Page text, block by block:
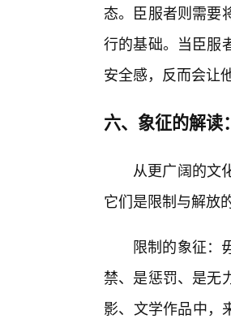
态。臣服者则需要
行的基础。当臣服
安全感，反而会让
六、象征的解读
从更广阔的文
它们是限制与解放
限制的象征：
禁、是惩罚、是无
影、文学作品中，